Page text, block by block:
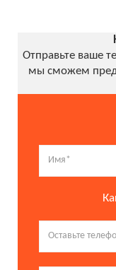
Отправьте ваше
мы сможем